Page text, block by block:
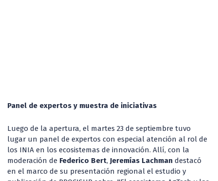
Panel de expertos y muestra de iniciativas
Luego de la apertura, el martes 23 de septiembre tuvo
lugar un panel de expertos con especial atención al rol de
los INIA en los ecosistemas de innovación. Allí, con la
moderación de Federico Bert, Jeremías Lachman destacó
en el marco de su presentación regional el estudio y